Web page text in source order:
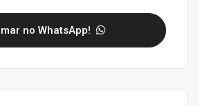
no WhatsApp!